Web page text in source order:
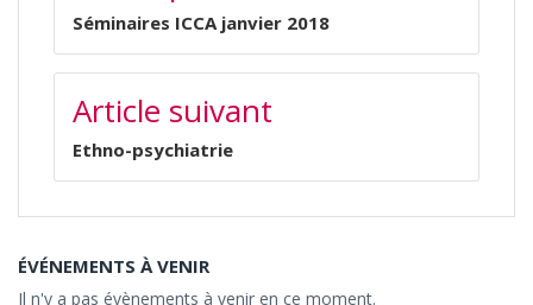
L’ARTICLE
Séminaires ICCA janvier 2018
Article suivant
Ethno-psychiatrie
ÉVÉNEMENTS À VENIR
Il n'y a pas évènements à venir en ce moment.